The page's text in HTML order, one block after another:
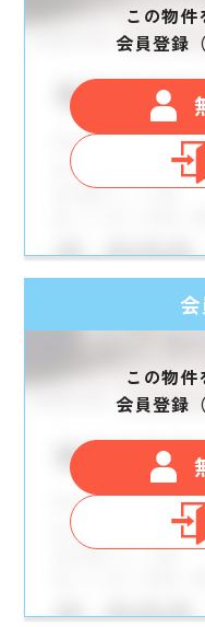
この物
会員登録
この物
会員登録